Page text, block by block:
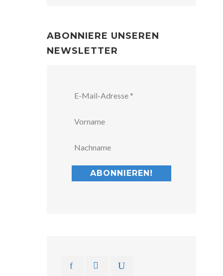
ABONNIERE UNSEREN
NEWSLETTER